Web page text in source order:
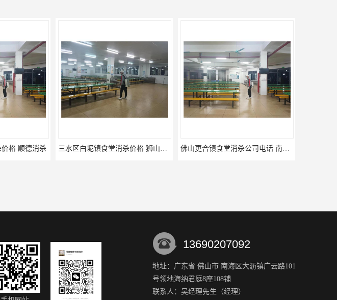
顺德消杀 三水区白坭镇食堂消杀价格 狮山工厂灭鼠云 佛山更合镇食堂消杀公司电话 南海消杀
咸宁灭鼠公司_卫宁杀虫公司_灭蟑螂_灭蚊蝇_灭跳蚤_除四害 江门开平食堂消杀公司 蓬江区消杀
13690207092
地址：广东省 佛山市 南海区大沥镇广云路101
号领地海纳君庭8座108铺
联系人：吴经理先生 （经理）